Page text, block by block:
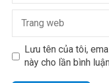
Lưu tên của tôi,
này cho lần bình